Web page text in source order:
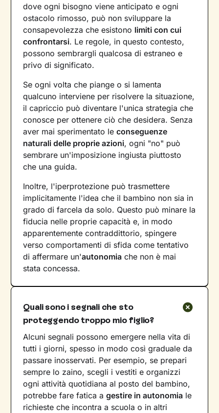
dove ogni bisogno viene anticipato e ogni
ostacolo rimosso, può non sviluppare la
consapevolezza che esistono limiti con cui
confrontarsi. Le regole, in questo contesto,
possono sembrargli qualcosa di estraneo e
privo di significato.
Se ogni volta che piange o si lamenta
qualcuno interviene per risolvere la situazione,
il capriccio può diventare l'unica strategia che
conosce per ottenere ciò che desidera. Senza
aver mai sperimentato leconseguenze
naturali delle proprie azioni, ogni "no" può
sembrare un'imposizione ingiusta piuttosto
che una guida.
Inoltre, l'iperprotezione può trasmettere
implicitamente l'idea che il bambino non sia in
grado di farcela da solo. Questo può minare la
fiducia nelle proprie capacità e, in modo
apparentemente contraddittorio, spingere
verso comportamenti di sfida come tentativo
di affermare un'autonomia che non è mai
stata concessa.
Quali sono i segnali che sto
proteggendo troppo mio figlio?
Alcuni segnali possono emergere nella vita di
tutti i giorni, spesso in modo così graduale da
passare inosservati. Per esempio, se prepari
sempre lo zaino, scegli i vestiti e organizzi
ogni attività quotidiana al posto del bambino,
potrebbe fare fatica agestire in autonomia le
richieste che incontra a scuola o in altri